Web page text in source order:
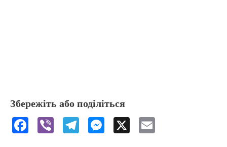
Збережіть або поділіться
F
Vi
T
M
X